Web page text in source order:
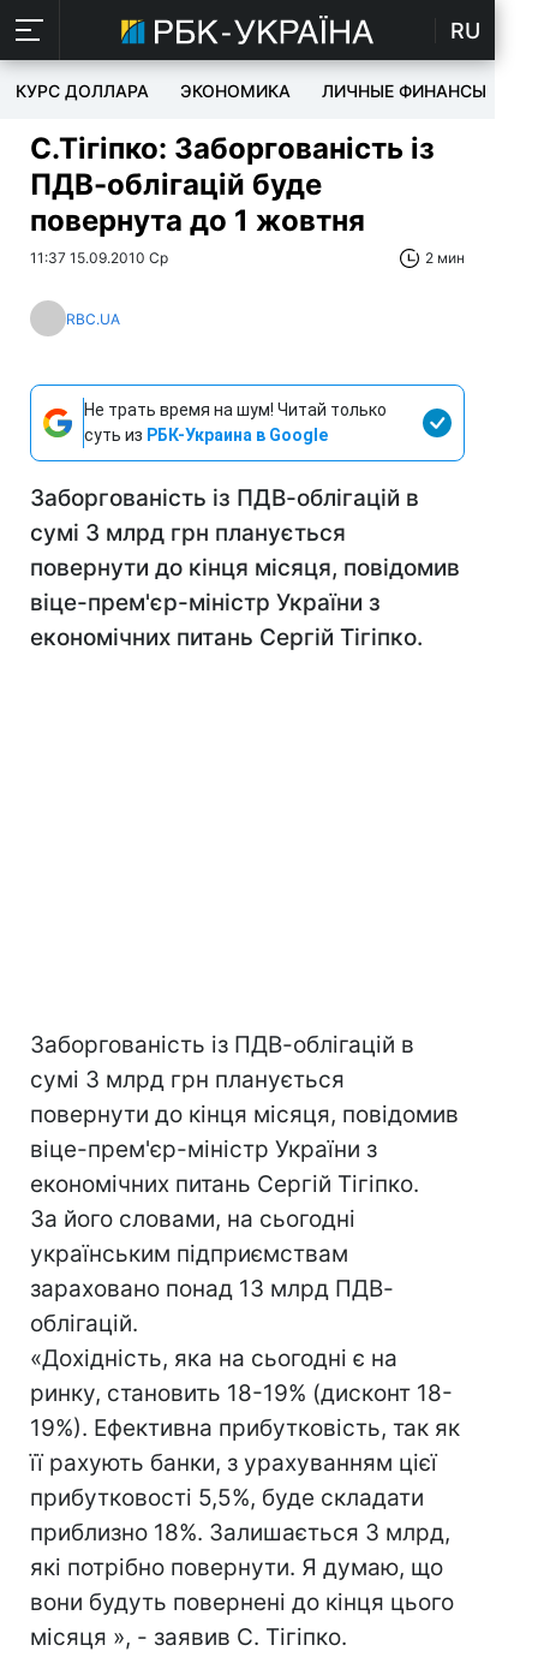
RU
КУРС ДОЛЛАРА ЭКОНОМИКА ЛИЧНЫЕ ФИНАНСЫ
С.Тігіпко: Заборгованість із
ПДВ-облігацій буде
повернута до 1 жовтня
11:37 15.09.2010 Ср 2 мин
RBC.UA
Не трать время на шум! Читай только
суть из РБК-Украина в Google
Заборгованість із ПДВ-облігацій в
сумі 3 млрд грн планується
повернути до кінця місяця, повідомив
віце-прем'єр-міністр України з
економічних питань Сергій Тігіпко.
Заборгованість із ПДВ-облігацій в
сумі 3 млрд грн планується
повернути до кінця місяця, повідомив
віце-прем'єр-міністр України з
економічних питань Сергій Тігіпко.
За його словами, на сьогодні
українським підприємствам
зараховано понад 13 млрд ПДВ-
облігацій.
«Дохідність, яка на сьогодні є на
ринку, становить 18-19% (дисконт 18-
19%). Ефективна прибутковість, так як
її рахують банки, з урахуванням цієї
прибутковості 5,5%, буде складати
приблизно 18%. Залишається 3 млрд,
які потрібно повернути. Я думаю, що
вони будуть повернені до кінця цього
місяця », - заявив С. Тігіпко.